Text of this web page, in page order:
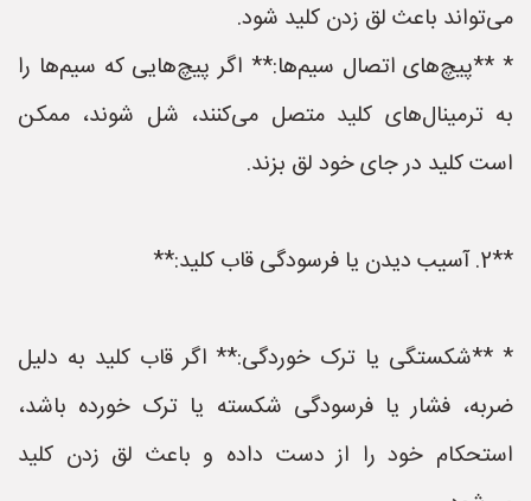
می‌تواند باعث لق زدن کلید شود.
* **پیچ‌های اتصال سیم‌ها:** اگر پیچ‌هایی که سیم‌ها را
به ترمینال‌های کلید متصل می‌کنند، شل شوند، ممکن
است کلید در جای خود لق بزند.
**2. آسیب دیدن یا فرسودگی قاب کلید:**
* **شکستگی یا ترک خوردگی:** اگر قاب کلید به دلیل
ضربه، فشار یا فرسودگی شکسته یا ترک خورده باشد،
استحکام خود را از دست داده و باعث لق زدن کلید